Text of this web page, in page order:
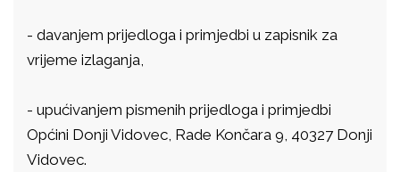
- davanjem prijedloga i primjedbi u zapisnik za
vrijeme izlaganja,
- upućivanjem pismenih prijedloga i primjedbi
Općini Donji Vidovec, Rade Končara 9, 40327 Donji
Vidovec.